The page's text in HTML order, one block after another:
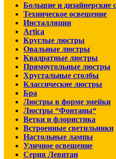
Большие и дизайнерские
Техническое освещение
Инсталляции
Artica
Круглые люстры
Овальные люстры
Квадратные люстры
Прямоугольные люстры
Хрустальные столбы
Классические люстры
Бра
Люстры в форме змейки
Люстры “Фонтаны“
Ветки и флористика
Встроенные светильники
Настольные лампы
Уличное освещение
Серия Левитан